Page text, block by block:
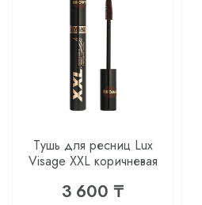
Тушь для ресниц Lux
Visage XXL коричневая
3 600 ₸